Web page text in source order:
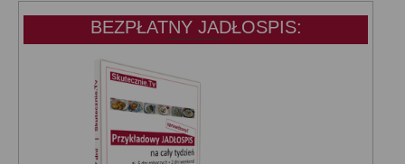
BEZPŁATNY JADŁOSPIS: